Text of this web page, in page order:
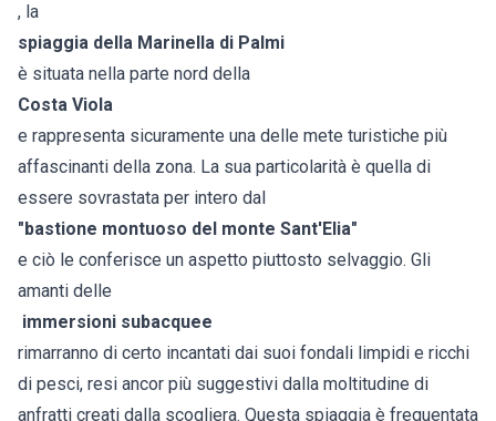
, la
spiaggia della Marinella di Palmi
è situata nella parte nord della
Costa Viola
e rappresenta sicuramente una delle mete turistiche più
affascinanti della zona. La sua particolarità è quella di
essere sovrastata per intero dal
"bastione montuoso del monte Sant'Elia"
e ciò le conferisce un aspetto piuttosto selvaggio. Gli
amanti delle
immersioni subacquee
rimarranno di certo incantati dai suoi fondali limpidi e ricchi
di pesci, resi ancor più suggestivi dalla moltitudine di
anfratti creati dalla scogliera. Questa spiaggia è frequentata